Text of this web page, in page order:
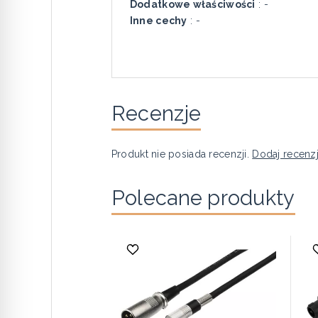
Dodatkowe właściwości : -
Inne cechy : -
Recenzje
Produkt nie posiada recenzji. Dodaj
Polecane produkty